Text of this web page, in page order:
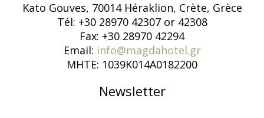
Kato Gouves, 70014 Héraklion, Crète, Grèce
Tél: +30 28970 42307 or 42308
Fax: +30 28970 42294
Email: info@magdahotel.gr
MHTE: 1039K014A0182200
Newsletter